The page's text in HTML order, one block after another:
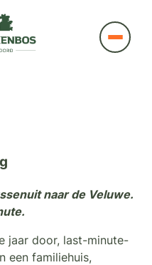
naar de Veluwe.
jaar door, last-minute-
een familiehuis,